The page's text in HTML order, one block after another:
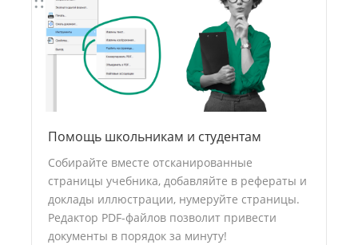
Помощь школьникам и студентам
Собирайте вместе отсканированные
страницы учебника, добавляйте в рефераты и
доклады иллюстрации, нумеруйте страницы.
Редактор PDF-файлов позволит привести
документы в порядок за минуту!